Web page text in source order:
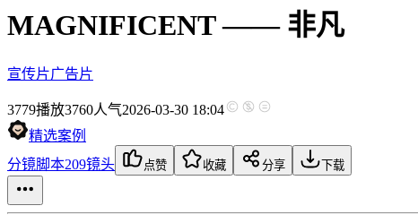
MAGNIFICENT —— 非凡
宣传片广告片
3779播放3760人气2026-03-30 18:04
精选案例
分镜脚本209镜头 点赞 收藏 分享 下载